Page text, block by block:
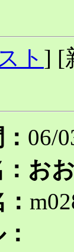
ト ] [
06/
お